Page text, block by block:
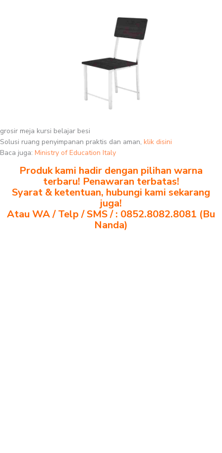
grosir meja kursi belajar besi
Solusi ruang penyimpanan praktis dan aman, klik disini
Baca juga: Ministry of Education Italy
Produk kami hadir dengan pilihan warna
terbaru! Penawaran terbatas!
Syarat & ketentuan, hubungi kami sekarang
juga!
Atau WA / Telp / SMS / : 0852.8082.8081 (Bu
Nanda)